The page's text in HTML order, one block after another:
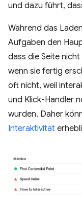
und dazu führt,
Während das
Aufgaben den
dass die Seite
wenn sie fertig
oft nicht, weil
und Klick-Handler
wurden. Daher
Interaktivität